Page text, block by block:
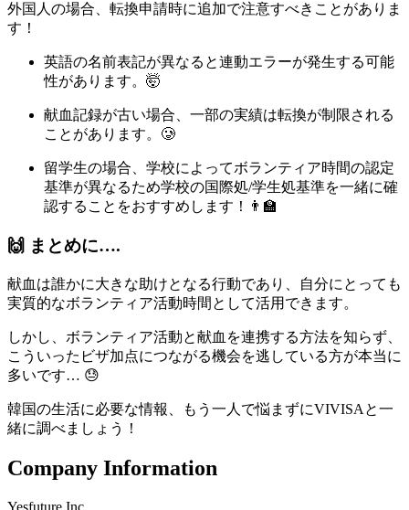
外国人の場合、転換申請時に追加で注意すべきことがありま
す！
英語の名前表記が異なると連動エラーが発生する可能
性があります。🤯
献血記録が古い場合、 一部の実績は転換が制限される
ことがあります。🥲
留学生の場合、 学校によってボランティア時間の認定
基準が異なるため学校の国際処/学生処基準を一緒に確
認することをおすすめします！👨‍🏫
🙌 まとめに….
献血は誰かに大きな助けとなる行動であり、自分にとっても
実質的なボランティア活動時間として活用できます。
しかし、ボランティア活動と献血を連携する方法を知らず、
こういったビザ加点につながる機会を逃している方が本当に
多いです… 😓
韓国の生活に必要な情報、もう一人で悩まずにVIVISAと一
緒に調べましょう！
Company Information